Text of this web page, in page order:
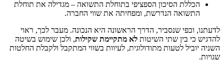
הכללת הסיכון הספציפי בתוחלת התשואה – מגדילה את תוחלת
התשואה הנדרשת, ומפחיתה את שווי החברה.
לדעתנו, וכפי שנסביר, הדרך הראשונה היא הנכונה. מעבר לכך, ראוי
להדגיש כי בין שתי השיטות לא מתקיימת שקילות, ולכן שימוש בשיטה
השניה יוביל לטעות מתודולוגית, לעיוות בשווי המתקבל ולקבלת החלטות
שגויות.